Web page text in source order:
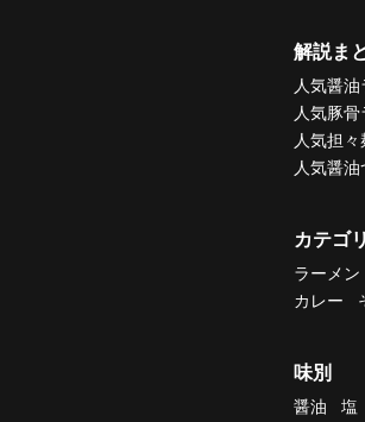
解説ま
人気醤
人気豚
人気担
人気醤
カテゴ
ラーメン
カレー
味別
醤油 塩